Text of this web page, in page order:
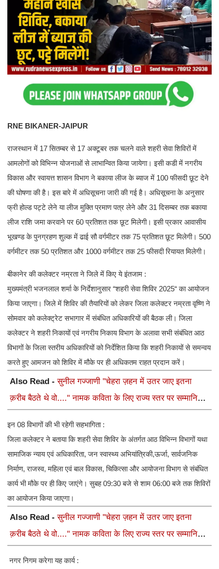
RNE BIKANER-JAIPUR
राजस्थान में 17 सितम्बर से 17 अक्टूबर तक चलने वाले शहरी सेवा शिविरों में
आमलोगों को विभिन्न योजनाओं से लाभान्वित किया जायेगा। इसी कडी में नगरीय
विकास और स्वायत्त शासन विभाग ने बकाया लीज के ब्याज में 100 फीसदी छूट देने
की घोषणा की है। इस बारे में अधिसूचना जारी की गई है। अधिसूचना के अनुसार
फ्री होल्ड पट्टे लेने या लीज मुक्ति प्रमाण पत्र लेने और 31 दिसम्बर तक बकाया
लीज राशि जमा करवाने पर 60 प्रतिशत तक छूट मिलेगी। इसी प्रकार आवासीय
भूखण्ड के पुनग्रहण शुल्क में ढाई सौ वर्गमीटर तक 75 प्रतिशत छूट मिलेगी। 500
वर्गमीटर तक 50 प्रतिशत और 1000 वर्गमीटर तक 25 फीसदी रियायत मिलेगी।
बीकानेर की कलेक्टर नम्रता ने जिले में किए ये इंतजाम :
मुख्यमंत्री भजनलाल शर्मा के निर्देशानुसार “शहरी सेवा शिविर 2025“ का आयोजन
किया जाएगा। जिले में शिविर की तैयारियों को लेकर जिला कलेक्टर नम्रता वृष्णि ने
सोमवार को कलेक्ट्रेट सभागार में संबंधित अधिकारियों की बैठक ली। जिला
कलेक्टर ने शहरी निकायों एवं नगरीय निकाय विभाग के अलावा सभी संबंधित आठ
विभागों के जिला स्तरीय अधिकारियों को निर्देशित किया कि शहरी निकायों से समन्वय
करते हुए आमजन को शिविर में मौके पर ही अधिकतम राहत प्रदान करें।
Also Read -सुनील गज्जाणी "चेहरा ज़हन में उतर जाए इतना
क़रीब बैठते थे वो...." नामक कविता के लिए राज्य स्तर पर सम्मानित
इन 08 विभागों की भी रहेगी सहभागिता :
जिला कलेक्टर ने बताया कि शहरी सेवा शिविर के अंतर्गत आठ विभिन्न विभागों यथा
सामाजिक न्याय एवं अधिकारिता, जन स्वास्थ्य अभियांत्रिकी,ऊर्जा, सार्वजनिक
निर्माण, राजस्व, महिला एवं बाल विकास, चिकित्सा और आयोजना विभाग से संबंधित
कार्य भी मौके पर ही किए जाएंगे। सुबह 09:30 बजे से शाम 06:00 बजे तक शिविरों
का आयोजन किया जाएगा।
Also Read -सुनील गज्जाणी "चेहरा ज़हन में उतर जाए इतना
क़रीब बैठते थे वो...." नामक कविता के लिए राज्य स्तर पर सम्मानित
नगर निगम करेगा यह कार्य :